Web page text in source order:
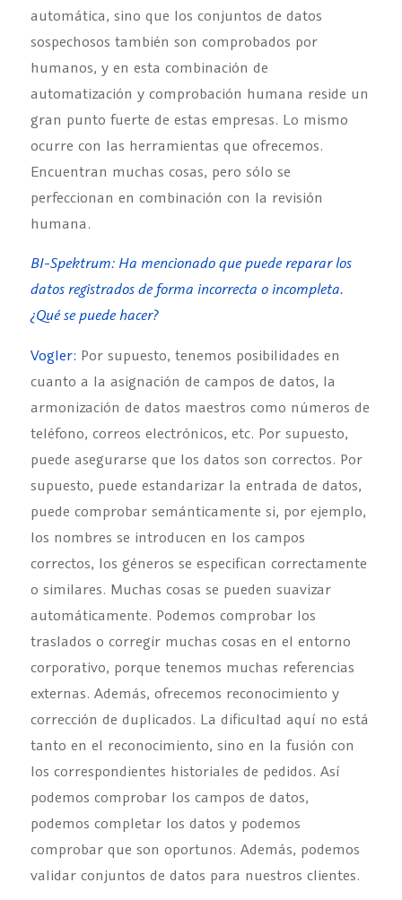
automática, sino que los conjuntos de datos
sospechosos también son comprobados por
humanos, y en esta combinación de
automatización y comprobación humana reside un
gran punto fuerte de estas empresas. Lo mismo
ocurre con las herramientas que ofrecemos.
Encuentran muchas cosas, pero sólo se
perfeccionan en combinación con la revisión
humana.
BI-Spektrum: Ha mencionado que puede reparar los
datos registrados de forma incorrecta o incompleta.
¿Qué se puede hacer?
Vogler: Por supuesto, tenemos posibilidades en
cuanto a la asignación de campos de datos, la
armonización de datos maestros como números de
teléfono, correos electrónicos, etc. Por supuesto,
puede asegurarse que los datos son correctos. Por
supuesto, puede estandarizar la entrada de datos,
puede comprobar semánticamente si, por ejemplo,
los nombres se introducen en los campos
correctos, los géneros se especifican correctamente
o similares. Muchas cosas se pueden suavizar
automáticamente. Podemos comprobar los
traslados o corregir muchas cosas en el entorno
corporativo, porque tenemos muchas referencias
externas. Además, ofrecemos reconocimiento y
corrección de duplicados. La dificultad aquí no está
tanto en el reconocimiento, sino en la fusión con
los correspondientes historiales de pedidos. Así
podemos comprobar los campos de datos,
podemos completar los datos y podemos
comprobar que son oportunos. Además, podemos
validar conjuntos de datos para nuestros clientes.